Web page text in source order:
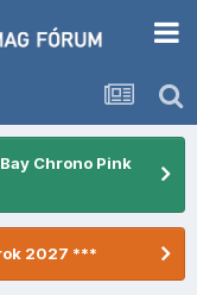
Chrono Pink
2027 ***